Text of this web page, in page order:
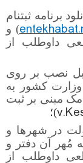
برنامه ثبت­نام
) و
داوطلب از
نصب بر روی
وزارت کشور به
مبنی بر ثبت
)؛
در شهرها و
مُهر آن دفتر و
داوطلب از